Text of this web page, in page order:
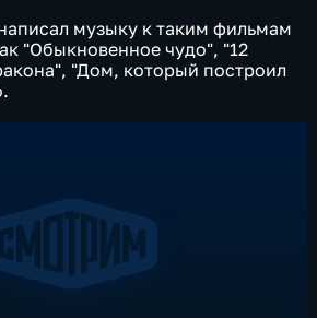
музыку к таким фильмам
"Обыкновенное чудо", "12
"Дом, который построил